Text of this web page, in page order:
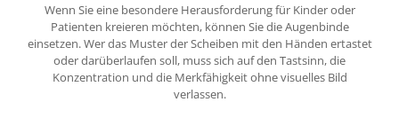
Wenn Sie eine besondere Herausforderung für Kinder oder
Patienten kreieren möchten, können Sie die Augenbinde
einsetzen. Wer das Muster der Scheiben mit den Händen ertastet
oder darüberlaufen soll, muss sich auf den Tastsinn, die
Konzentration und die Merkfähigkeit ohne visuelles Bild
verlassen.